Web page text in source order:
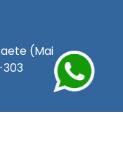
(Mai
303